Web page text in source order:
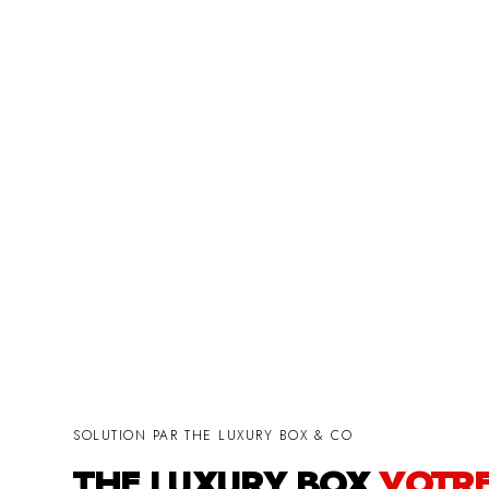
SOLUTION PAR THE LUXURY BOX & CO